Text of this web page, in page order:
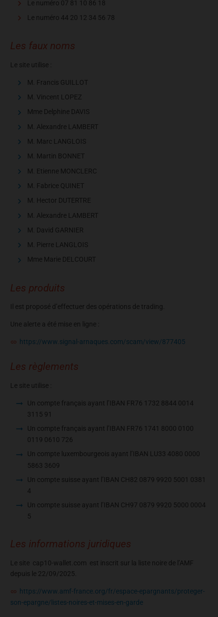
Le numéro 07 81 10 86 18
Le numéro 44 20 12 34 56 78
Les faux noms
Le site utilise :
M. Francis GUILLOT
M. Vincent LOPEZ
Mme Delphine DAVIS
M. Alexandre LAMBERT
M. Marc LANGLOIS
M. Martin BONNET
M. Etienne MONCLERC
M. Fabrice QUINET
M. Hector DUTERTRE
M. Alexandre LAMBERT
M. David GARNIER
M. Pierre LANGLOIS
Mme Marie DELCOURT
Les produits
Il est proposé d’effectuer des opérations de trading.
Une alerte a été mise en ligne :
https://www.signal-arnaques.com/scam/view/877405
Les règlements
Le site utilise :
Un compte français ayant l’IBAN FR76 1732 8844 0014
3115 91
Un compte français ayant l’IBAN FR76 1741 8000 0100
0119 0610 726
Un compte luxembourgeois ayant l’IBAN LU33 4080 0000
5863 3609
Un compte suisse ayant l’IBAN CH82 0879 9920 5001 0381
4
Un compte suisse ayant l’IBAN CH97 0879 9920 5000 0004
5
Les informations juridiques
Le site cap10-wallet.com est inscrit sur la liste noire de l’AMF
depuis le 22/09/2025.
https://www.amf-france.org/fr/espace-epargnants/proteger-
son-epargne/listes-noires-et-mises-en-garde